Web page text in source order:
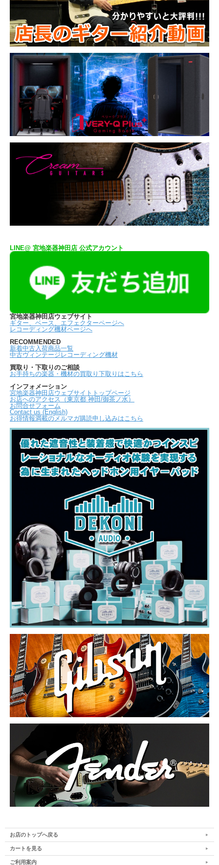
LINE@ 宮地楽器神田店 公式アカウント
宮地楽器神田店ウェブサイト
ギター、ベース、エフェクターページへ
レコーディング機材ページへ
RECOMMENDED
新着中古入荷商品一覧
中古ヴィンテージレコーディング機材
買取り・下取りのご相談
お手持ちの楽器・機材の買取り下取りはこちら
インフォメーション
宮地楽器神田店ウェブサイトトップページ
お店へのアクセス（東京都 神田/御茶ノ水）
お問合せフォーム
Contact us (English)
お得情報満載のメルマガ購読申し込みはこちら
お店のトップへ戻る
カートを見る
ご利用案内